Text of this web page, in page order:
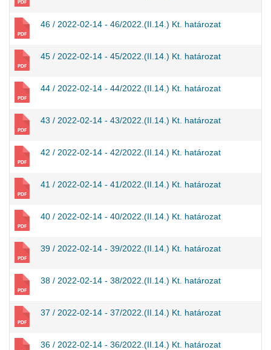
46 / 2022-02-14 - 46/2022.(II.14.) Kt. határozat
45 / 2022-02-14 - 45/2022.(II.14.) Kt. határozat
44 / 2022-02-14 - 44/2022.(II.14.) Kt. határozat
43 / 2022-02-14 - 43/2022.(II.14.) Kt. határozat
42 / 2022-02-14 - 42/2022.(II.14.) Kt. határozat
41 / 2022-02-14 - 41/2022.(II.14.) Kt. határozat
40 / 2022-02-14 - 40/2022.(II.14.) Kt. határozat
39 / 2022-02-14 - 39/2022.(II.14.) Kt. határozat
38 / 2022-02-14 - 38/2022.(II.14.) Kt. határozat
37 / 2022-02-14 - 37/2022.(II.14.) Kt. határozat
36 / 2022-02-14 - 36/2022.(II.14.) Kt. határozat